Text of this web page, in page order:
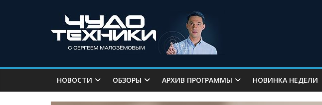
НОВОСТИ ОБЗОРЫ АРХИВ ПРОГРАММЫ НОВИНКА НЕДЕЛИ